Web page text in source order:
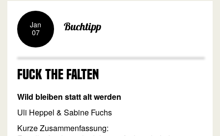
Jan
07
Buchtipp
FUCK THE FALTEN
Wild bleiben statt alt werden
Uli Heppel & Sabine Fuchs
Kurze Zusammenfassung: